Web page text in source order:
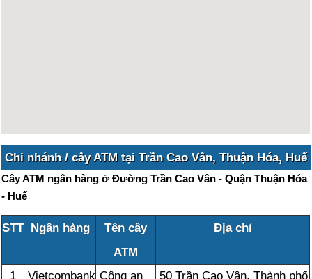
Chi nhánh / cây ATM tại Trần Cao Vân, Thuận Hóa, Huế
Cây ATM ngân hàng ở Đường Trần Cao Vân - Quận Thuận Hóa
- Huế
STT Ngân hàng
Tên cây
ATM
Địa chỉ
1 Vietcombank Công an
50 Trần Cao Vân, Thành phố